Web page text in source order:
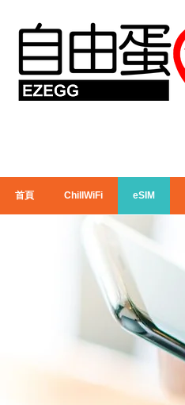
首頁 ChillWiFi eSIM